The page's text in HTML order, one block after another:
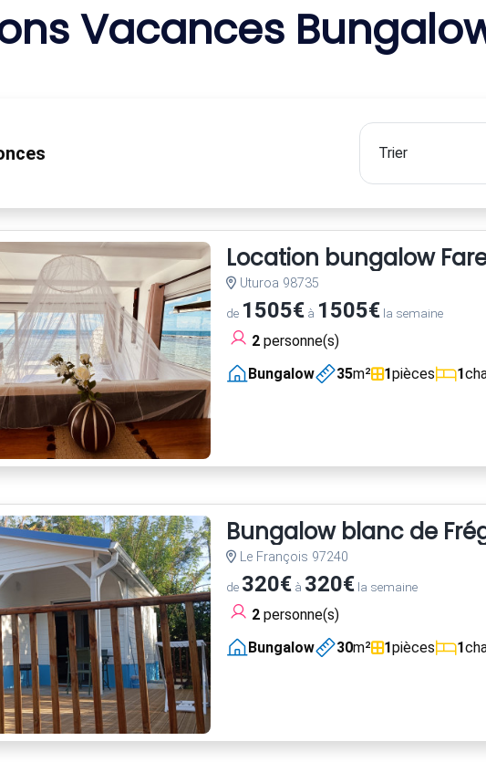
Vacances
Location bungalow
Uturoa 98735
de 1505€à 1505€la semaine
2personne(s)
Bungalow
35m² 1pièces 1
Bungalow blanc de
Le François 97240
de 320€à 320€la semaine
2personne(s)
Bungalow
30m² 1pièces 1